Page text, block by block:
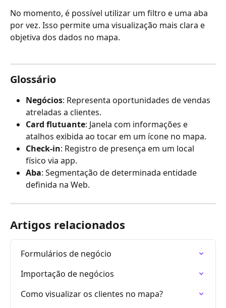
No momento, é possível utilizar um filtro e uma aba
por vez. Isso permite uma visualização mais clara e
objetiva dos dados no mapa.
Glossário
Negócios: Representa oportunidades de vendas
atreladas a clientes.
Card flutuante: Janela com informações e
atalhos exibida ao tocar em um ícone no mapa.
Check-in: Registro de presença em um local
físico via app.
Aba: Segmentação de determinada entidade
definida na Web.
Artigos relacionados
Formulários de negócio
Importação de negócios
Como visualizar os clientes no mapa?